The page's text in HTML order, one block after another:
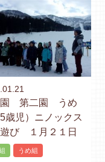
園 第二園 うめ
歳児）ニノックス
び １月２１日
うめ組